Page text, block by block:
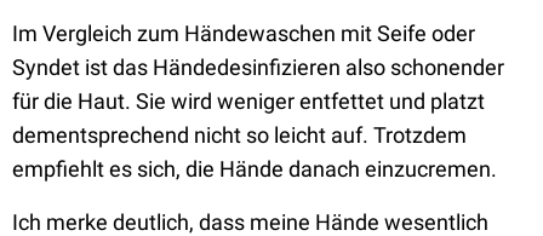
Im Vergleich zum Händewaschen mit Seife oder
Syndet ist das Händedesinfizieren also schonender
für die Haut. Sie wird weniger entfettet und platzt
dementsprechend nicht so leicht auf. Trotzdem
empfiehlt es sich, die Hände danach einzucremen.
Ich merke deutlich, dass meine Hände wesentlich